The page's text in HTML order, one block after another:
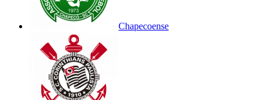
Chapecoense